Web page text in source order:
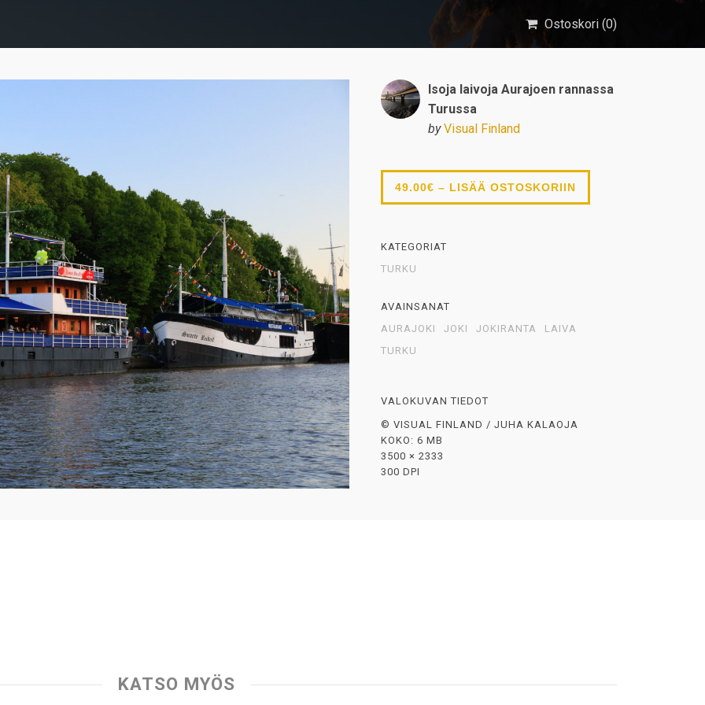
Ostoskori (0)
Isoja laivoja Aurajoen rannassa
Turussa
by Visual Finland
49.00€ – LISÄÄ OSTOSKORIIN
KATEGORIAT
TURKU
AVAINSANAT
AURAJOKI
JOKI JOKIRANTA
LAIVA
TURKU
VALOKUVAN TIEDOT
© VISUAL FINLAND / JUHA KALAOJA
KOKO: 6 MB
3500 × 2333
300 DPI
KATSO MYÖS